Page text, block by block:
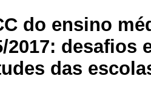
do ensino
2017: desafios
das